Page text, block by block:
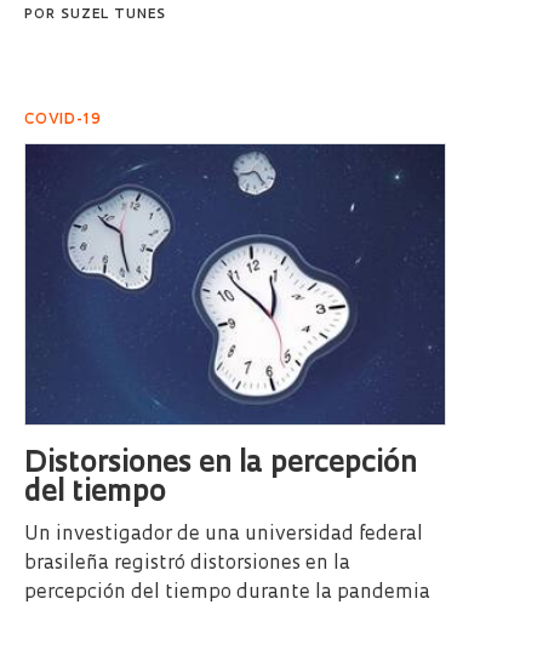
POR SUZEL TUNES
COVID-19
Distorsiones en la percepción
del tiempo
Un investigador de una universidad federal
brasileña registró distorsiones en la
percepción del tiempo durante la pandemia